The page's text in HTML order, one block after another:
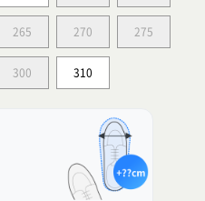
265 270 275
300 310